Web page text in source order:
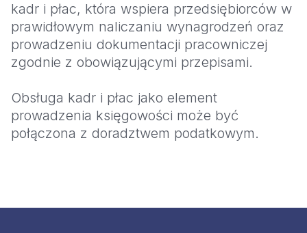
kadr i płac, która wspiera przedsiębiorców w
prawidłowym naliczaniu wynagrodzeń oraz
prowadzeniu dokumentacji pracowniczej
zgodnie z obowiązującymi przepisami.
Obsługa kadr i płac jako element
prowadzenia księgowości może być
połączona z doradztwem podatkowym.